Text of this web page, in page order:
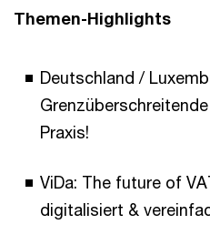
Themen-Highlights
Deutschland /
Praxis!
ViDa: The future of
digitalisiert &